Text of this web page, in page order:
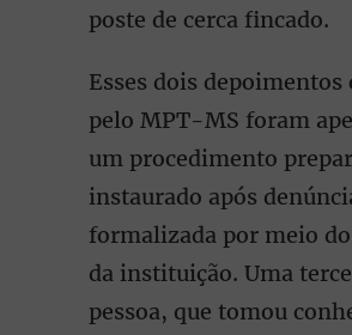
poste de cerca fincado.
Esses dois depoimentos
pelo MPT-MS foram
um procedimento
instaurado após
formalizada por meio
da instituição. Uma
pessoa, que tomou